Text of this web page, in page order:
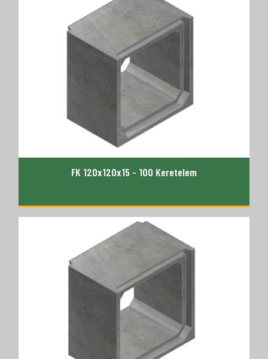
FK 120x120x15 - 100 Keretelem